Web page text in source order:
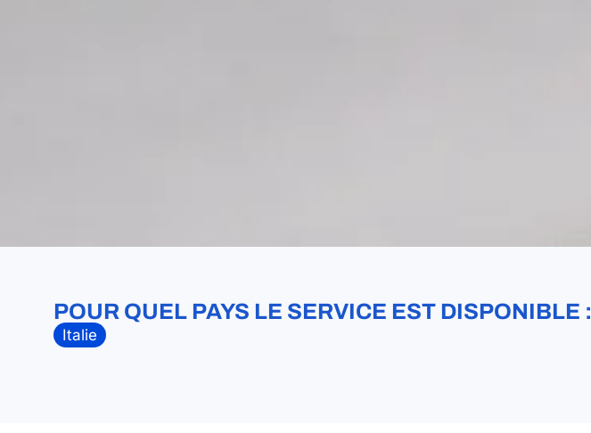
POUR QUEL PAYS LE SERVICE EST DISPONIBLE :
Italie